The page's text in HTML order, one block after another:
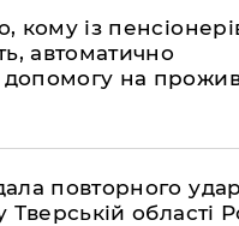
кому із
автоматично
на
повторного
області